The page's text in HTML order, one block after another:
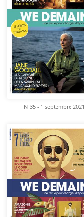
N°35 - 1 septembre 2021